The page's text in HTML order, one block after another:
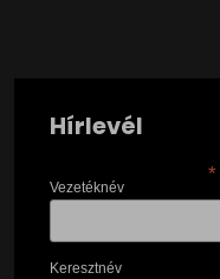
Hírlevél
*
Vezetéknév
Keresztnév